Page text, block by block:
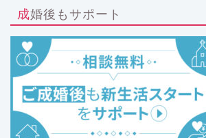
成婚後もサポート